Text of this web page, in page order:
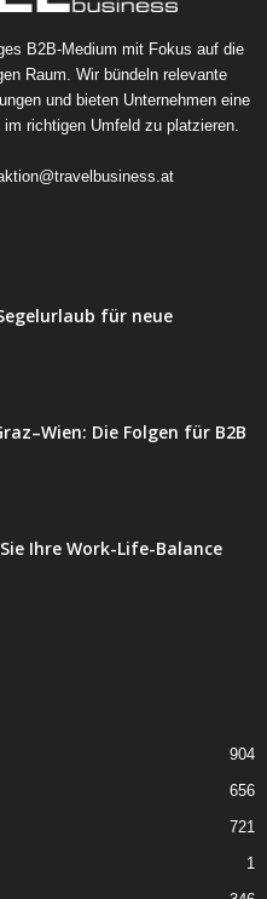
B2B-Medium mit Fokus auf die
Raum. Wir bündeln relevante
und bieten Unternehmen eine
richtigen Umfeld zu platzieren.
für neue
Die Folgen für B2B
Ihre Work-Life-Balance
904
656
721
1